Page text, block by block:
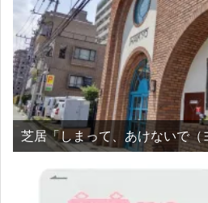
芝居「しまって、あけないで（